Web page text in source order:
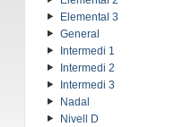
Elemental 3
General
Intermedi 1
Intermedi 2
Intermedi 3
Nadal
Nivell D